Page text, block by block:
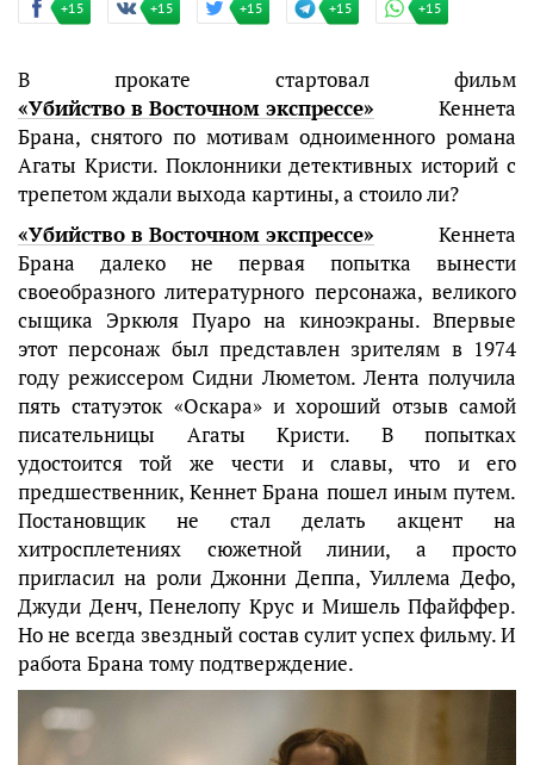
+15 +15 +15 +15 +15
В прокате стартовал фильм
«Убийство в Восточном экспрессе» Кеннета
Брана, снятого по мотивам одноименного романа
Агаты Кристи. Поклонники детективных историй с
трепетом ждали выхода картины, а стоило ли?
«Убийство в Восточном экспрессе» Кеннета
Брана далеко не первая попытка вынести
своеобразного литературного персонажа, великого
сыщика Эркюля Пуаро на киноэкраны. Впервые
этот персонаж был представлен зрителям в 1974
году режиссером Сидни Люметом. Лента получила
пять статуэток «Оскара» и хороший отзыв самой
писательницы Агаты Кристи. В попытках
удостоится той же чести и славы, что и его
предшественник, Кеннет Брана пошел иным путем.
Постановщик не стал делать акцент на
хитросплетениях сюжетной линии, а просто
пригласил на роли Джонни Деппа, Уиллема Дефо,
Джуди Денч, Пенелопу Крус и Мишель Пфайффер.
Но не всегда звездный состав сулит успех фильму. И
работа Брана тому подтверждение.